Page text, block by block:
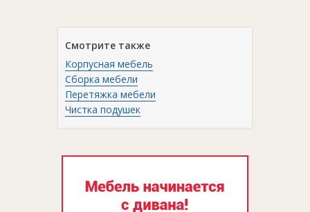
Смотрите также
Корпусная мебель
Сборка мебели
Перетяжка мебели
Чистка подушек